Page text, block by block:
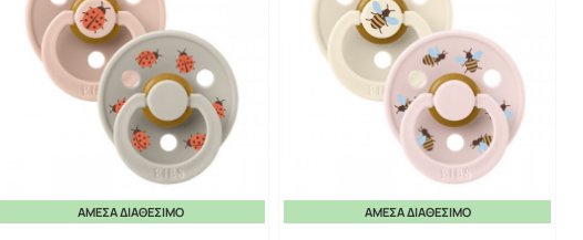
ΆΜΕΣΑ ΔΙΑΘΈΣΙΜΟ ΆΜΕΣΑ ΔΙΑΘΈΣΙΜΟ